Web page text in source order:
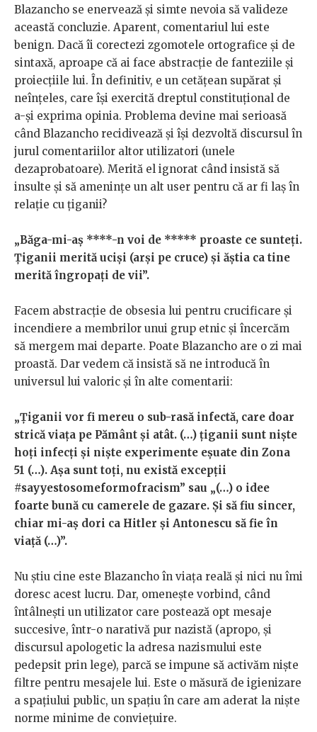
Blazancho se enervează și simte nevoia să valideze
această concluzie. Aparent, comentariul lui este
benign. Dacă îi corectezi zgomotele ortografice și de
sintaxă, aproape că ai face abstracție de fanteziile și
proiecțiile lui. În definitiv, e un cetățean supărat și
neînțeles, care își exercită dreptul constituțional de
a-și exprima opinia. Problema devine mai serioasă
când Blazancho recidivează și își dezvoltă discursul în
jurul comentariilor altor utilizatori (unele
dezaprobatoare). Merită el ignorat când insistă să
insulte și să amenințe un alt user pentru că ar fi laș în
relație cu țiganii?
„Băga-mi-aș ****-n voi de ***** proaste ce sunteți.
Țiganii merită uciși (arși pe cruce) și ăștia ca tine
merită îngropați de vii”.
Facem abstracție de obsesia lui pentru crucificare și
incendiere a membrilor unui grup etnic și încercăm
să mergem mai departe. Poate Blazancho are o zi mai
proastă. Dar vedem că insistă să ne introducă în
universul lui valoric și în alte comentarii:
„Țiganii vor fi mereu o sub-rasă infectă, care doar
strică viața pe Pământ și atât. (…) țiganii sunt niște
hoți infecți și niște experimente eșuate din Zona
51 (…). Așa sunt toți, nu există excepții
#sayyestosomeformofracism” sau „(…) o idee
foarte bună cu camerele de gazare. Și să fiu sincer,
chiar mi-aș dori ca Hitler și Antonescu să fie în
viață (…)”.
Nu știu cine este Blazancho în viața reală și nici nu îmi
doresc acest lucru. Dar, omenește vorbind, când
întâlnești un utilizator care postează opt mesaje
succesive, într-o narativă pur nazistă (apropo, și
discursul apologetic la adresa nazismului este
pedepsit prin lege), parcă se impune să activăm niște
filtre pentru mesajele lui. Este o măsură de igienizare
a spațiului public, un spațiu în care am aderat la niște
norme minime de conviețuire.